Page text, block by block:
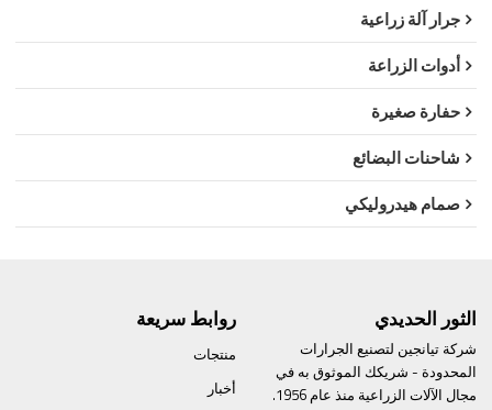
جرار آلة زراعية
أدوات الزراعة
حفارة صغيرة
شاحنات البضائع
صمام هيدروليكي
الثور الحديدي
شركة تيانجين لتصنيع الجرارات
المحدودة - شريكك الموثوق به في
مجال الآلات الزراعية منذ عام 1956.
روابط سريعة
منتجات
أخبار